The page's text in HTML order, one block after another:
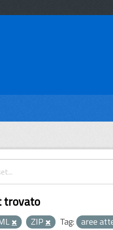
trovato
ZIP Tag: aree